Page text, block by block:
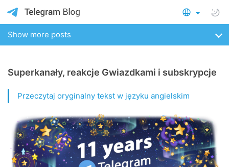
Show more posts
Superkanały, reakcje Gwiazdkami i subskrypcje
Przeczytaj oryginalny tekst w języku angielskim